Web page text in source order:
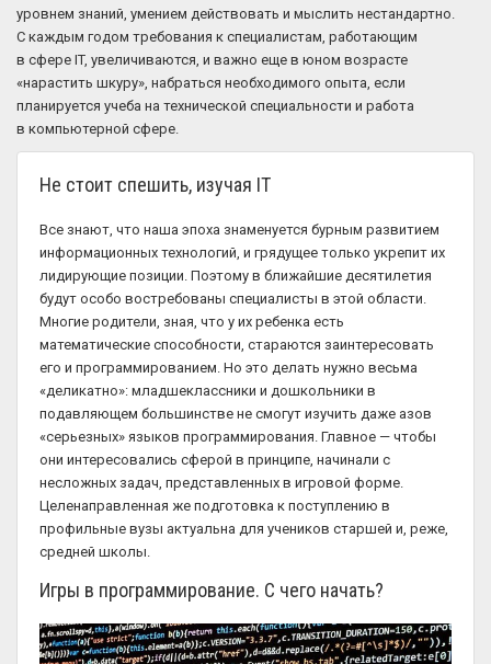
уровнем знаний, умением действовать и мыслить нестандартно.
С каждым годом требования к специалистам, работающим
в сфере IT, увеличиваются, и важно еще в юном возрасте
«нарастить шкуру», набраться необходимого опыта, если
планируется учеба на технической специальности и работа
в компьютерной сфере.
Не стоит спешить, изучая IT
Все знают, что наша эпоха знаменуется бурным развитием
информационных технологий, и грядущее только укрепит их
лидирующие позиции. Поэтому в ближайшие десятилетия
будут особо востребованы специалисты в этой области.
Многие родители, зная, что у их ребенка есть
математические способности, стараются заинтересовать
его и программированием. Но это делать нужно весьма
«деликатно»: младшеклассники и дошкольники в
подавляющем большинстве не смогут изучить даже азов
«серьезных» языков программирования. Главное — чтобы
они интересовались сферой в принципе, начинали с
несложных задач, представленных в игровой форме.
Целенаправленная же подготовка к поступлению в
профильные вузы актуальна для учеников старшей и, реже,
средней школы.
Игры в программирование. С чего начать?